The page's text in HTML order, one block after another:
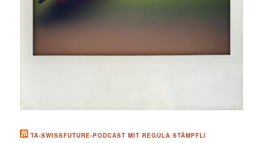
TA-SWISSFUTURE-PODCAST MIT REGULA STÄMPFLI